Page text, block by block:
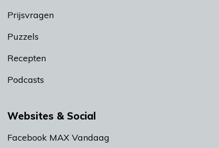
Prijsvragen
Puzzels
Recepten
Podcasts
Websites & Social
Facebook MAX Vandaag